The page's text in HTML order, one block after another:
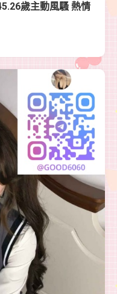
歲主動風騷 熱情